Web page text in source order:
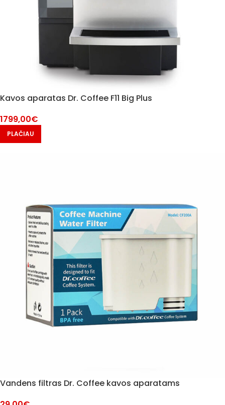
Kavos aparatas Dr. Coffee F11 Big Plus
1799,00€
PLAČIAU
Vandens filtras Dr. Coffee kavos aparatams